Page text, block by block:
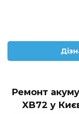
Ремонт
XB72 у